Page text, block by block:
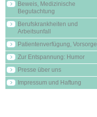
Beweis, Medizinische
Begutachtung
Berufskrankheiten und
Arbeitsunfall
Patientenverfügung, Vorsorge
Zur Entspannung: Humor
Presse über uns
Impressum und Haftung